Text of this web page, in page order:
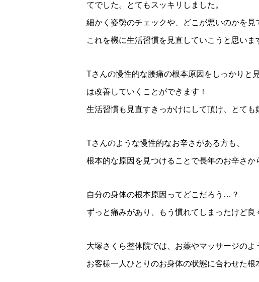
てでした。とてもスッキリしました。
細かく姿勢のチェックや、どこが悪いのかを見
これを機に生活習慣を見直していこうと思いま
Tさんの慢性的な腰痛の根本原因をしっかりと
は改善していくことができます！
生活習慣も見直すきっかけにして頂け、とても
Tさんのような慢性的なお辛さがある方も、
根本的な原因を見つけることで長年のお辛さか
自分の身体の根本原因ってどこだろう…？
ずっと痛みがあり、もう慣れてしまったけど
大塚さくら整体院では、お薬やマッサージのよ
お客様一人ひとりのお身体の状態に合わせた根